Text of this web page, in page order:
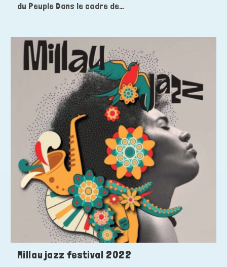
du Peuple Dans le cadre de…
Millau jazz festival 2022